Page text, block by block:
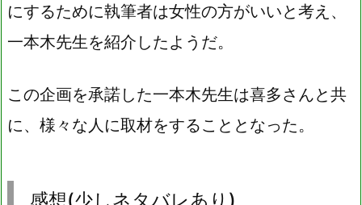
にするために執筆者は女性の方がいいと考え、
一本木先生を紹介したようだ。
この企画を承諾した一本木先生は喜多さんと共
に、様々な人に取材をすることとなった。
感想(少しネタバレあり)